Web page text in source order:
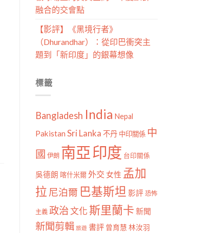
融合的交會點
【影評】《黑境行者》
（Dhurandhar）：從印巴衝突主
題到「新印度」的銀幕想像
標籤
Bangladesh India Nepal
Pakistan Sri Lanka 不丹 中印關係 中
國 伊朗 南亞印度 台印關係
吳德朗 喀什米爾外交 女性 孟加
拉 尼泊爾 巴基斯坦 影評 恐怖
主義 政治文化斯里蘭卡 新聞
新聞剪輯 旅遊 書評 曾育慧 林汝羽